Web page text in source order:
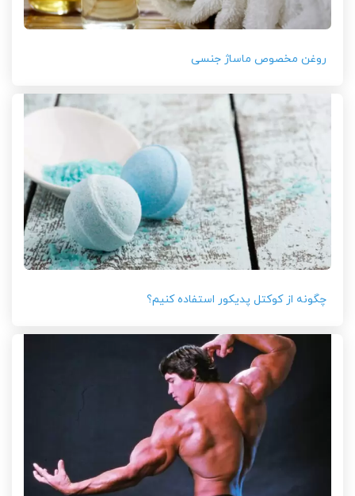
روغن مخصوص ماساژ جنسی
چگونه از کوکتل پدیکور استفاده کنیم؟